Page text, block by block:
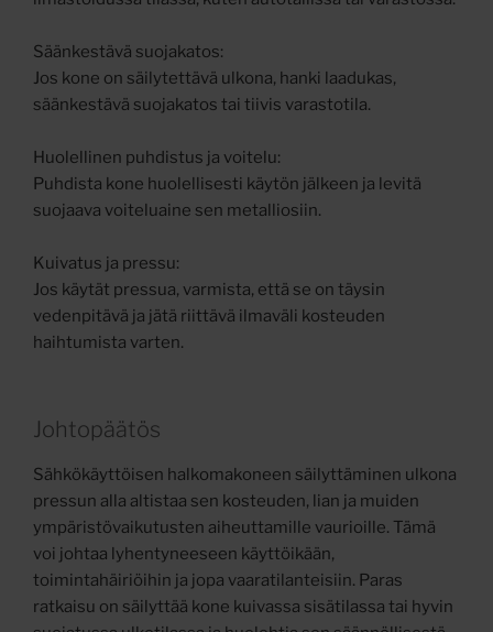
Säänkestävä suojakatos:
Jos kone on säilytettävä ulkona, hanki laadukas,
säänkestävä suojakatos tai tiivis varastotila.
Huolellinen puhdistus ja voitelu:
Puhdista kone huolellisesti käytön jälkeen ja levitä
suojaava voiteluaine sen metalliosiin.
Kuivatus ja pressu:
Jos käytät pressua, varmista, että se on täysin
vedenpitävä ja jätä riittävä ilmaväli kosteuden
haihtumista varten.
Johtopäätös
Sähkökäyttöisen halkomakoneen säilyttäminen ulkona
pressun alla altistaa sen kosteuden, lian ja muiden
ympäristövaikutusten aiheuttamille vaurioille. Tämä
voi johtaa lyhentyneeseen käyttöikään,
toimintahäiriöihin ja jopa vaaratilanteisiin. Paras
ratkaisu on säilyttää kone kuivassa sisätilassa tai hyvin